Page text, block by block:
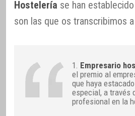
Hostelería se han
son las que os transcribimos
1. Empresario
el premio al
que haya
especial, a través
profesional en la